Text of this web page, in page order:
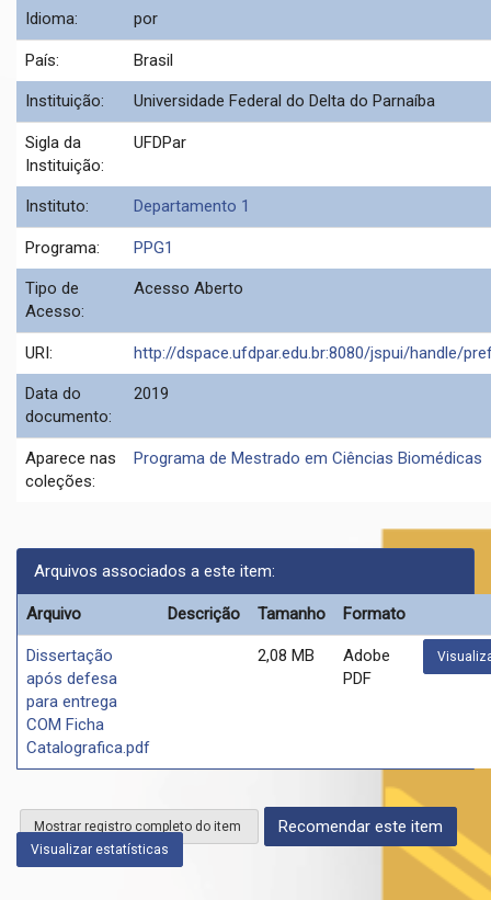
Idioma: por
País: Brasil
Instituição: Universidade Federal do Delta do Parnaíba
Sigla da
Instituição:
UFDPar
Instituto: Departamento 1
Programa: PPG1
Tipo de
Acesso:
Acesso Aberto
URI: http://dspace.ufdpar.edu.br:8080/jspui/handle/
Data do
documento:
2019
Aparece nas
coleções:
Programa de Mestrado em Ciências Biomédicas
Arquivos associados a este item:
Arquivo Descrição Tamanho Formato
Dissertação
após defesa
para entrega
COM Ficha
Catalografica.pdf
2,08 MB
Adobe
PDF
Mostrar registro completo do item Recomendar este item
Visualizar estatísticas